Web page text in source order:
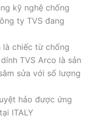
kỹ nghệ chống
ty TVS đang
chiếc từ chống
TVS Arco là sản
sửa với số lượng
hảo được ứng
ITALY